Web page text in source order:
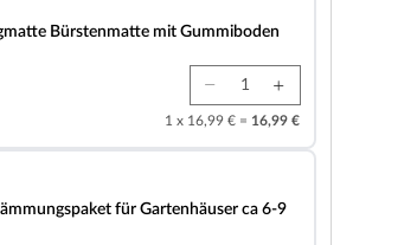
mit Gummiboden
Bürstenmatte mit Gummiboden
1 x 16,99 € = 16,99 €
ca 6-9 m²
für Gartenhäuser ca 6-9